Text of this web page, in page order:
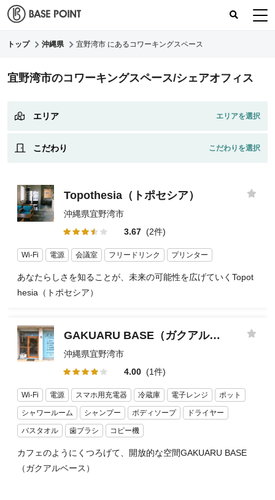
コワーキングスペース
コワーキングレポート
トップ 沖縄県 宜野湾市 にあるコワーキングスペース
宜野湾市のコワーキングスペース/シェアオフィス
エリア
こだわり
Topothesia（トポセシア）
沖縄県宜野湾市
3.67 (2件)
Wi-Fi 電源 会議室 フリードリンク プリンター
あなたらしさを知ることが、未来の可能性を広げていくTopot
hesia（トポセシア）
GAKUARU BASE（ガクアルベース）
沖縄県宜野湾市
4.00 (1件)
Wi-Fi 電源 スマホ用充電器 冷蔵庫 電子レンジ ポット
シャワールーム シャンプー ボディソープ ドライヤー
バスタオル 歯ブラシ コピー機
カフェのようにくつろげて、開放的な空間GAKUARU BASE
（ガクアルベース）